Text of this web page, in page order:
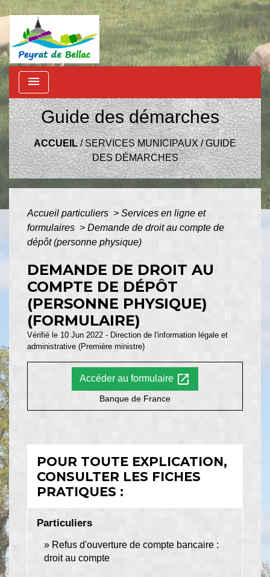
menu
Guide des démarches
ACCUEIL/SERVICES MUNICIPAUX/GUIDE
DES DÉMARCHES
Accueil particuliers > Services en ligne et
formulaires > Demande de droit au compte de
dépôt (personne physique)
DEMANDE DE DROIT AU
COMPTE DE DÉPÔT
(PERSONNE PHYSIQUE)
(FORMULAIRE)
Vérifié le 10 Jun 2022 - Direction de l'information légale et
administrative (Première ministre)
Accéder au formulaire open_in_new
Banque de France
POUR TOUTE EXPLICATION,
CONSULTER LES FICHES
PRATIQUES :
Particuliers
Refus d'ouverture de compte bancaire :
droit au compte